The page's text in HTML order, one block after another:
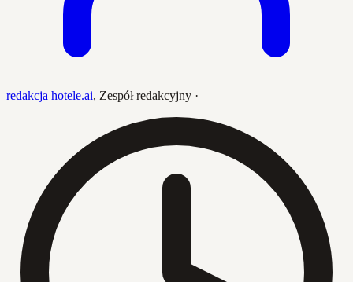
redakcja hotele.ai, Zespół redakcyjny ·